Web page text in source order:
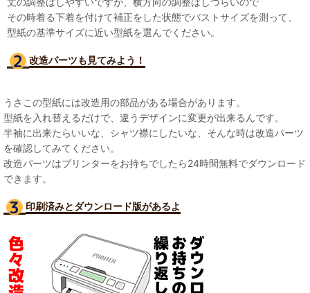
その時着る下着を付けて補正をした状態でバストサイズを測って、
型紙の基準サイズに近い型紙を選んでください。
改造パーツも見てみよう！
うさこの型紙には改造用の部品がある場合があります。
型紙を入れ替えるだけで、違うデザインに変更が出来るんです。
半袖に出来たらいいな、シャツ襟にしたいな、そんな時は改造パーツ
を確認してみてください。
改造パーツはプリンターをお持ちでしたら24時間無料でダウンロード
できます。
印刷済みとダウンロード版があるよ